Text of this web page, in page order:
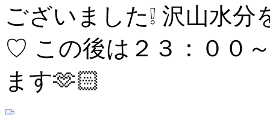
ございました❕ 沢山水分
♡ この後は２３：００
ます🫶🏻